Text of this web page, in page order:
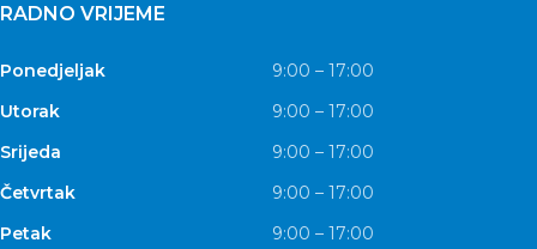
RADNO VRIJEME
Ponedjeljak
9:00 – 17:00
Utorak
9:00 – 17:00
Srijeda
9:00 – 17:00
Četvrtak
9:00 – 17:00
Petak
9:00 – 17:00